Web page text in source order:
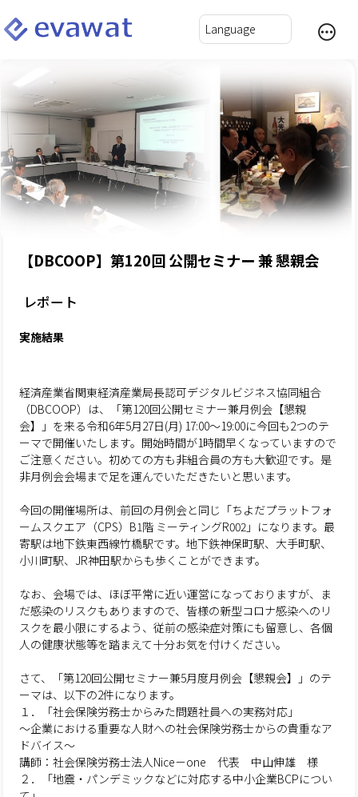
【DBCOOP】第120回 公開セミナー 兼 懇親会
レポート
実施結果
経済産業省関東経済産業局長認可デジタルビジネス協同組合
（DBCOOP）は、「第120回公開セミナー兼月例会【懇親
会】」を来る令和6年5月27日(月) 17:00～19:00に今回も2つのテ
ーマで開催いたします。開始時間が1時間早くなっていますので
ご注意ください。初めての方も非組合員の方も大歓迎です。是
非月例会会場まで足を運んでいただきたいと思います。
今回の開催場所は、前回の月例会と同じ「ちよだプラットフォ
ームスクエア（CPS）B1階 ミーティングR002」になります。最
寄駅は地下鉄東西線竹橋駅です。地下鉄神保町駅、大手町駅、
小川町駅、JR神田駅からも歩くことができます。
なお、会場では、ほぼ平常に近い運営になっておりますが、ま
だ感染のリスクもありますので、皆様の新型コロナ感染へのリ
スクを最小限にするよう、従前の感染症対策にも留意し、各個
人の健康状態等を踏まえて十分お気を付けください。
さて、「第120回公開セミナー兼5月度月例会【懇親会】」のテ
ーマは、以下の2件になります。
１．「社会保険労務士からみた問題社員への実務対応」
～企業における重要な人財への社会保険労務士からの貴重なア
ドバイス～
講師：社会保険労務士法人Nice－one 代表 中山伸雄 様
２．「地震・パンデミックなどに対応する中小企業BCPについ